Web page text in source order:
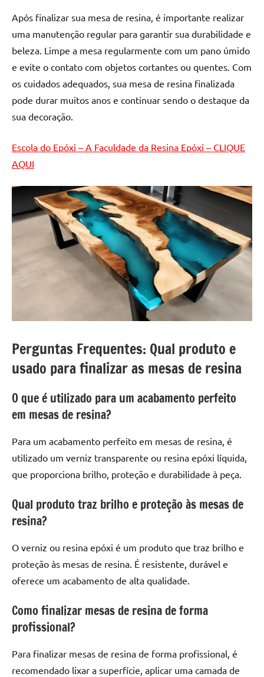
Após finalizar sua mesa de resina, é importante realizar
uma manutenção regular para garantir sua durabilidade e
beleza. Limpe a mesa regularmente com um pano úmido
e evite o contato com objetos cortantes ou quentes. Com
os cuidados adequados, sua mesa de resina finalizada
pode durar muitos anos e continuar sendo o destaque da
sua decoração.
Escola do Epóxi – A Faculdade da Resina Epóxi – CLIQUE
AQUI
Perguntas Frequentes: Qual produto e
usado para finalizar as mesas de resina
O que é utilizado para um acabamento perfeito
em mesas de resina?
Para um acabamento perfeito em mesas de resina, é
utilizado um verniz transparente ou resina epóxi líquida,
que proporciona brilho, proteção e durabilidade à peça.
Qual produto traz brilho e proteção às mesas de
resina?
O verniz ou resina epóxi é um produto que traz brilho e
proteção às mesas de resina. É resistente, durável e
oferece um acabamento de alta qualidade.
Como finalizar mesas de resina de forma
profissional?
Para finalizar mesas de resina de forma profissional, é
recomendado lixar a superfície, aplicar uma camada de